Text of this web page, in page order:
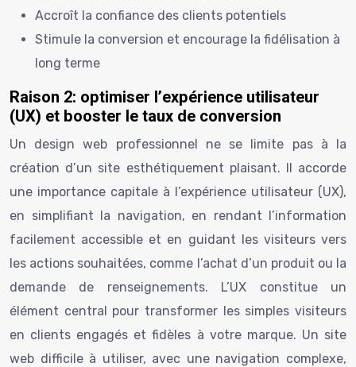
Accroît la confiance des clients potentiels
Stimule la conversion et encourage la fidélisation à
long terme
Raison 2: optimiser l’expérience utilisateur
(UX) et booster le taux de conversion
Un design web professionnel ne se limite pas à la
création d’un site esthétiquement plaisant. Il accorde
une importance capitale à l’expérience utilisateur (UX),
en simplifiant la navigation, en rendant l’information
facilement accessible et en guidant les visiteurs vers
les actions souhaitées, comme l’achat d’un produit ou la
demande de renseignements. L’UX constitue un
élément central pour transformer les simples visiteurs
en clients engagés et fidèles à votre marque. Un site
web difficile à utiliser, avec une navigation complexe,